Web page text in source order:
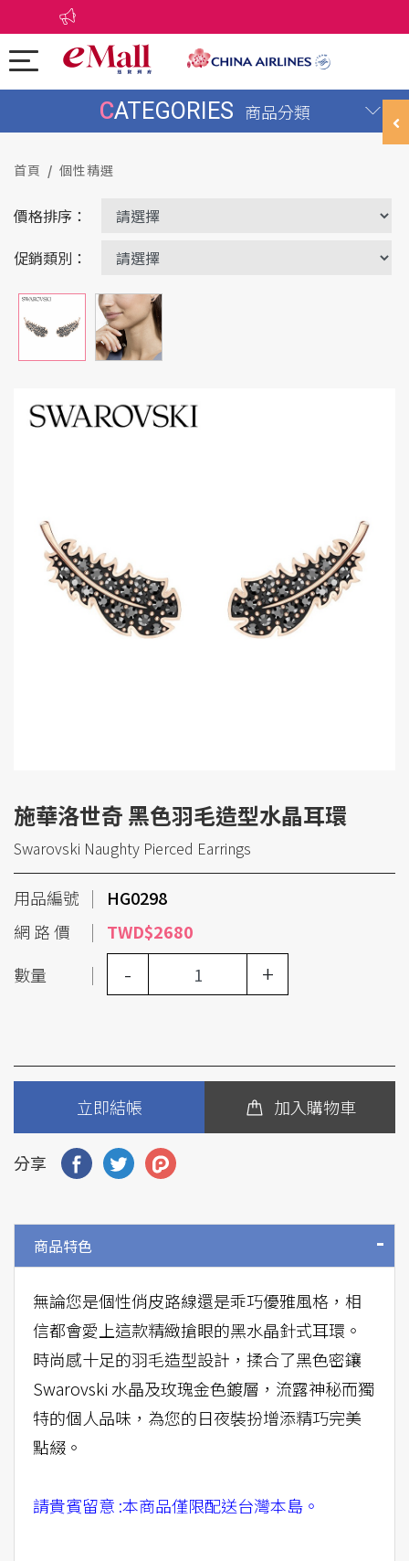
CATEGORIES 商品分類
首頁 個性精選
價格排序：
促銷類別：
施華洛世奇 黑色羽毛造型水晶耳環
Swarovski Naughty Pierced Earrings
用品編號
HG0298
網 路 價
TWD$2680
數量
- +
立即結帳 加入購物車
分享
商品特色
無論您是個性俏皮路線還是乖巧優雅風格，相
信都會愛上這款精緻搶眼的黑水晶針式耳環。
時尚感十足的羽毛造型設計，揉合了黑色密鑲
Swarovski 水晶及玫瑰金色鍍層，流露神秘而獨
特的個人品味，為您的日夜裝扮增添精巧完美
點綴。
請貴賓留意 :本商品僅限配送台灣本島。